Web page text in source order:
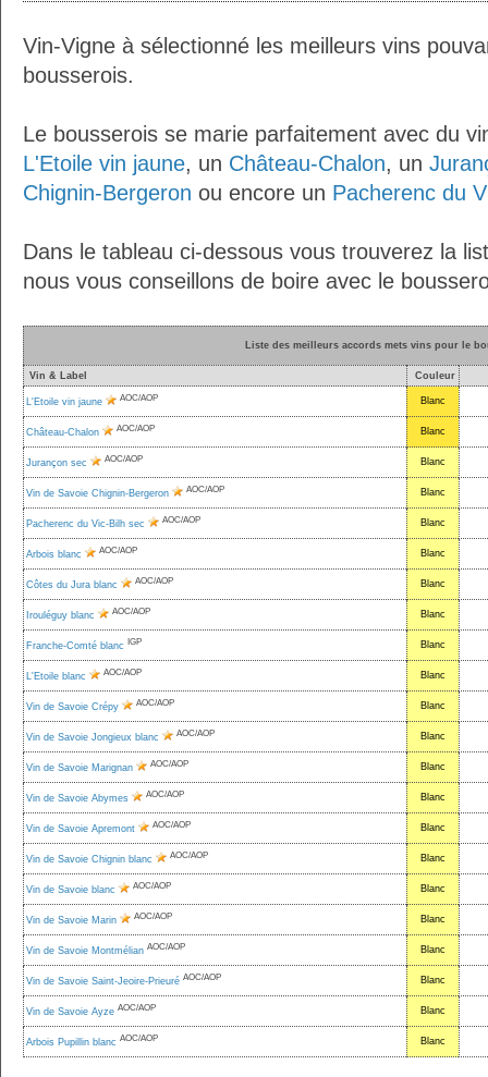
Vin-Vigne à sélectionné les meilleurs vins
bousserois.
Le bousserois se marie parfaitement avec du
L'Etoile vin jaune, un Château-Chalon, un
Chignin-Bergeron ou encore un Pacherenc du
Dans le tableau ci-dessous vous trouverez la
nous vous conseillons de boire avec le
Liste des meilleurs accords mets vins pour le
Vin & Label Couleur
L'Etoile vin jaune AOC/AOP Blanc
Château-Chalon AOC/AOP Blanc
Jurançon sec AOC/AOP Blanc
Vin de Savoie Chignin-Bergeron AOC/AOP Blanc
Pacherenc du Vic-Bilh sec AOC/AOP Blanc
Arbois blanc AOC/AOP Blanc
Côtes du Jura blanc AOC/AOP Blanc
Irouléguy blanc AOC/AOP Blanc
Franche-Comté blanc IGP Blanc
L'Etoile blanc AOC/AOP Blanc
Vin de Savoie Crépy AOC/AOP Blanc
Vin de Savoie Jongieux blanc AOC/AOP Blanc
Vin de Savoie Marignan AOC/AOP Blanc
Vin de Savoie Abymes AOC/AOP Blanc
Vin de Savoie Apremont AOC/AOP Blanc
Vin de Savoie Chignin blanc AOC/AOP Blanc
Vin de Savoie blanc AOC/AOP Blanc
Vin de Savoie Marin AOC/AOP Blanc
Vin de Savoie Montmélian AOC/AOP Blanc
Vin de Savoie Saint-Jeoire-Prieuré AOC/AOP Blanc
Vin de Savoie Ayze AOC/AOP Blanc
Arbois Pupillin blanc AOC/AOP Blanc